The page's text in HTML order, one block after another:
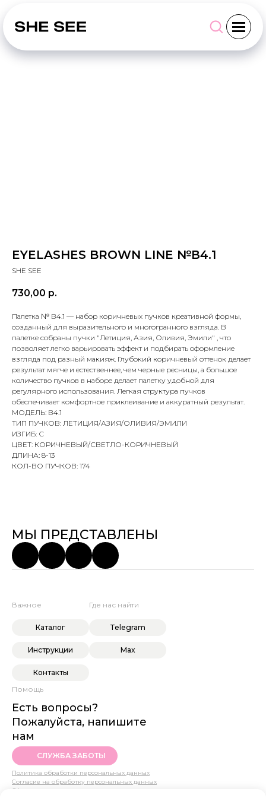
EYELASHES BROWN LINE №В4.1
SHE SEE
730,00 р.
Палетка № В4.1 — набор коричневых пучков креативной формы,
созданный для выразительного и многогранного взгляда. В
палетке собраны пучки "Летиция, Азия, Оливия, Эмили" , что
позволяет легко варьировать эффект и подбирать оформление
взгляда под разный макияж. Глубокий коричневый оттенок делает
результат мягче и естественнее, чем черные ресницы, а большое
количество пучков в наборе делает палетку удобной для
регулярного использования. Легкая структура пучков
обеспечивает комфортное приклеивание и аккуратный результат.
МОДЕЛЬ: В4.1
ТИП ПУЧКОВ: ЛЕТИЦИЯ/АЗИЯ/ОЛИВИЯ/ЭМИЛИ
ИЗГИБ: С
ЦВЕТ: КОРИЧНЕВЫЙ/СВЕТЛО-КОРИЧНЕВЫЙ
ДЛИНА: 8-13
КОЛ-ВО ПУЧКОВ: 174
МЫ ПРЕДСТАВЛЕНЫ
Важное
Каталог
Инструкции
Контакты
Где нас найти
Telegram
Max
Помощь
Есть вопросы?
Пожалуйста, напишите
нам
СЛУЖБА ЗАБОТЫ
Политика обработки персональных данных
Согласие на обработку персональных данных
Оферта